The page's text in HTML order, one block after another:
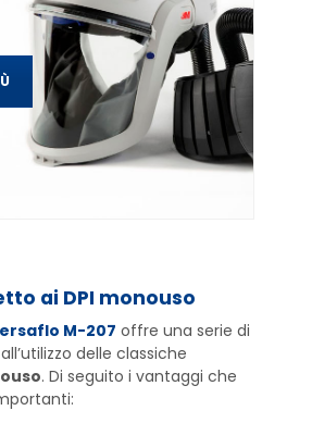
ai DPI monouso
M-207 offre una serie di
delle classiche
. Di seguito i vantaggi che